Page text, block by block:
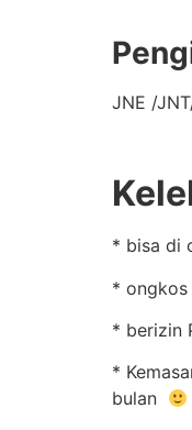
JNE /
* bisa di
*
* berizin
*
bulan